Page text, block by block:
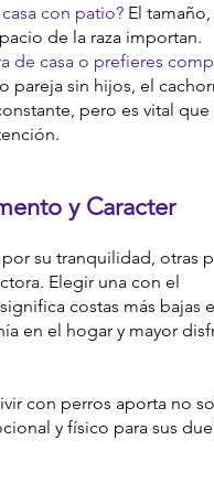
con patio? El
de la raza importan.
de casa o prefieres
pareja sin hijos, el
pero es vital que
y Caracter
su tranquilidad, otras
Elegir una con el
costas más bajas
en el hogar y mayor
con perros aporta no
y físico para sus